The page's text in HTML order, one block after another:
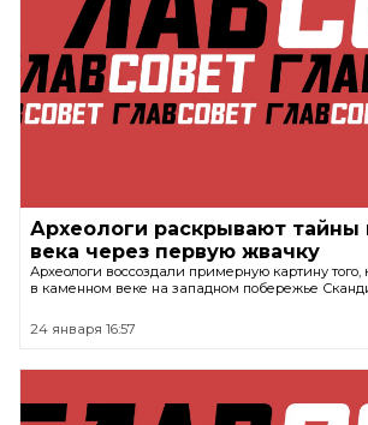
Археологи раскрывают тайны
века через первую жвачку
Археологи воссоздали примерную картину того,
в каменном веке на западном побережье
24 января 16:57